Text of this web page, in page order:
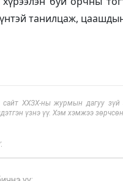
танилцаж,
ХХЗХ-ны журмын дагуу зүй
үзнэ үү. Хэм хэмжээ